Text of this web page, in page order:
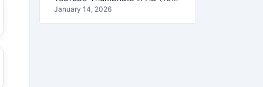
January 14, 2026